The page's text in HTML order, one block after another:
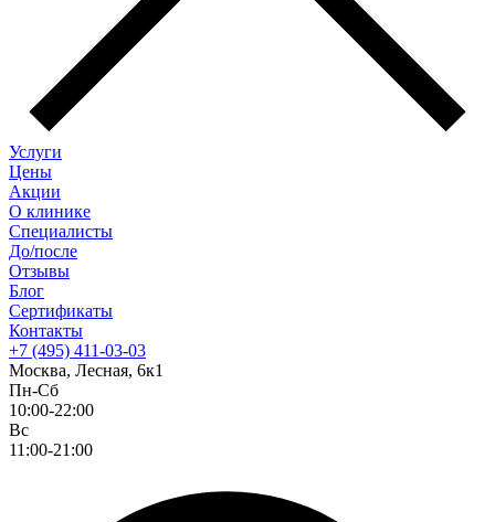
Услуги
Цены
Акции
О клинике
Специалисты
До/после
Отзывы
Блог
Сертификаты
Контакты
+7 (495) 411-03-03
Москва, Лесная, 6к1
Пн-Сб
10:00-22:00
Вс
11:00-21:00